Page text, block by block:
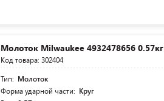
Молоток Milwaukee 4932478656 0.57кг
Код товара: 302404
Тип: Молоток
Форма ударной части: Круг